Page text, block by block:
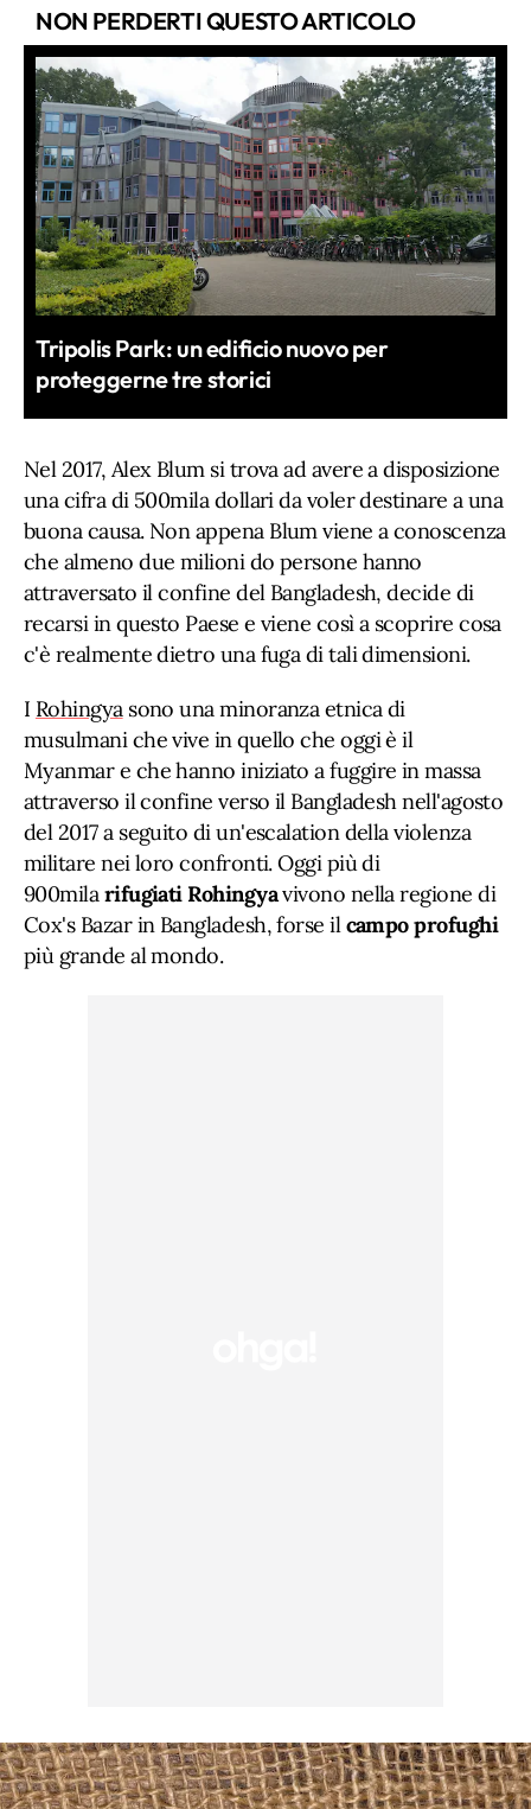
NON PERDERTI QUESTO ARTICOLO
Tripolis Park: un edificio nuovo per
proteggerne tre storici
Nel 2017, Alex Blum si trova ad avere a disposizione
una cifra di 500mila dollari da voler destinare a una
buona causa. Non appena Blum viene a conoscenza
che almeno due milioni do persone hanno
attraversato il confine del Bangladesh, decide di
recarsi in questo Paese e viene così a scoprire cosa
c'è realmente dietro una fuga di tali dimensioni.
I Rohingyasono una minoranza etnica di
musulmani che vive in quello che oggi è il
Myanmar e che hanno iniziato a fuggire in massa
attraverso il confine verso il Bangladesh nell'agosto
del 2017 a seguito di un'escalation della violenza
militare nei loro confronti. Oggi più di
900milarifugiati Rohingyavivono nella regione di
Cox's Bazar in Bangladesh, forse ilcampo profughi
più grande al mondo.